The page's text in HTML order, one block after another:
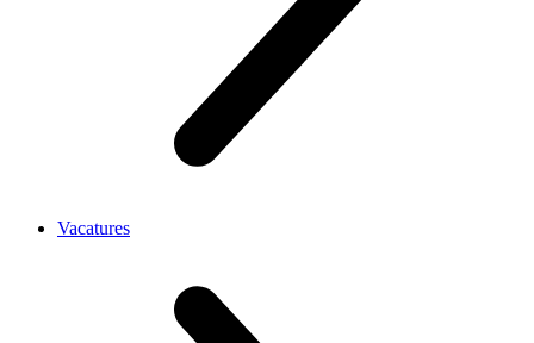
Vacatures